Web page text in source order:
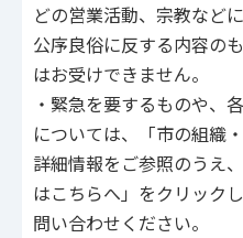
どの営業活動、宗教など
公序良俗に反する内容の
はお受けできません。
・緊急を要するものや、
については、「市の組織
詳細情報をご参照のうえ
はこちらへ」をクリック
問い合わせください。